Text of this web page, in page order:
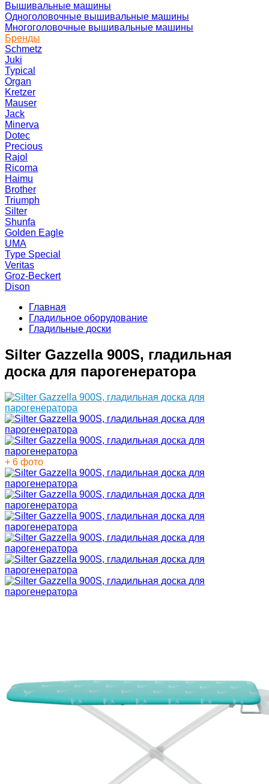
Вышивальные машины
Одноголовочные вышивальные машины
Многоголовочные вышивальные машины
Бренды
Schmetz
Juki
Typical
Organ
Kretzer
Mauser
Jack
Minerva
Dotec
Precious
Rajol
Ricoma
Haimu
Brother
Triumph
Silter
Shunfa
Golden Eagle
UMA
Type Special
Veritas
Groz-Beckert
Dison
Главная
Гладильное оборудование
Гладильные доски
Silter Gazzella 900S, гладильная
доска для парогенератора
+ 6 фото